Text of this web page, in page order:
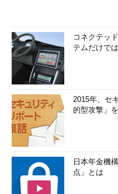
コネクテッ
テムだけで
2015年、セ
的型攻撃」
日本年金機
点」とは